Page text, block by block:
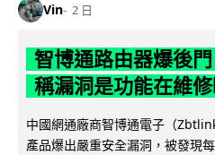
Vin 2 日
智博通路由器爆後
稱漏洞是功能在維
中國網通廠商智博通電子（
產品爆出嚴重安全漏洞，被發現